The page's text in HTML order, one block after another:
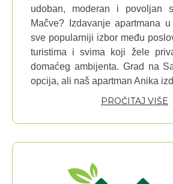
udoban, moderan i povoljan
Mačve? Izdavanje apartmana
sve popularniji izbor među
turistima i svima koji žele
domaćeg ambijenta. Grad na
opcija, ali naš apartman Anika
PROČITAJ VIŠE